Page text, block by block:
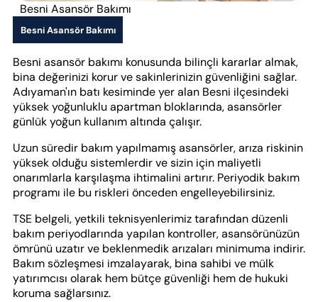
Besni Asansör Bakımı
Besni asansör bakımı konusunda bilinçli kararlar almak,
bina değerinizi korur ve sakinlerinizin güvenliğini sağlar.
Adıyaman'ın batı kesiminde yer alan Besni ilçesindeki
yüksek yoğunluklu apartman bloklarında, asansörler
günlük yoğun kullanım altında çalışır.
Uzun süredir bakım yapılmamış asansörler, arıza riskinin
yüksek olduğu sistemlerdir ve sizin için maliyetli
onarımlarla karşılaşma ihtimalini artırır. Periyodik bakım
programı ile bu riskleri önceden engelleyebilirsiniz.
TSE belgeli, yetkili teknisyenlerimiz tarafından düzenli
bakım periyodlarında yapılan kontroller, asansörünüzün
ömrünü uzatır ve beklenmedik arızaları minimuma indirir.
Bakım sözleşmesi imzalayarak, bina sahibi ve mülk
yatırımcısı olarak hem bütçe güvenliği hem de hukuki
koruma sağlarsınız.
Besni Asansör Bakımı